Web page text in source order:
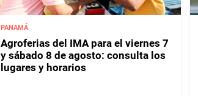
PANAMÁ
Agroferias del IMA para el viernes 7
y sábado 8 de agosto: consulta los
lugares y horarios